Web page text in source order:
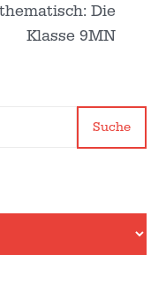
Die
Klasse 9MN
Suche